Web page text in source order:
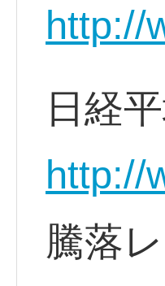
http://
日経
http://
騰落